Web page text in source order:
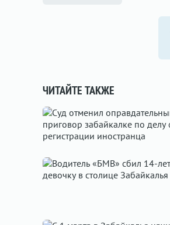
ЧИТАЙТЕ ТАКЖЕ